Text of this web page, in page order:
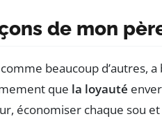
de mon
beaucoup d’autres,
que la loyauté
économiser chaque sou